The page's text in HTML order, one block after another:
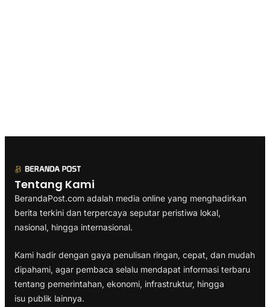
Tentang Kami
BerandaPost.com adalah media online yang menghadirkan
berita terkini dan terpercaya seputar peristiwa lokal,
nasional, hingga internasional.
Kami hadir dengan gaya penulisan ringan, cepat, dan mudah
dipahami, agar pembaca selalu mendapat informasi terbaru
tentang pemerintahan, ekonomi, infrastruktur, hingga
isu publik lainnya.